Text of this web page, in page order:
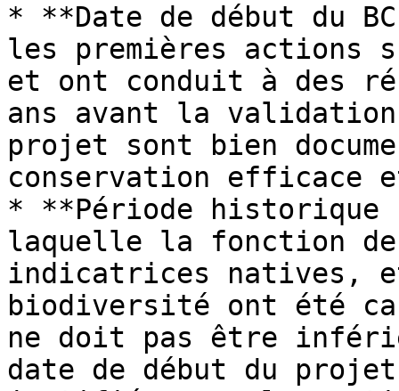
* **Date de début du
les premières actions
et ont conduit à des
ans avant la
projet sont bien
conservation efficace
* **Période historique
laquelle la fonction de
indicatrices natives,
biodiversité ont été
ne doit pas être
date de début du